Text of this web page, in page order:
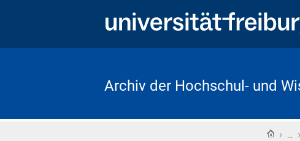
Archiv der Hochschul- und
› … ›